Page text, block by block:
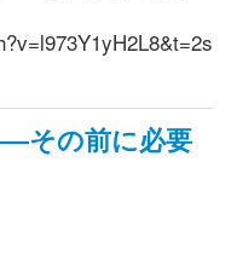
その前に必要